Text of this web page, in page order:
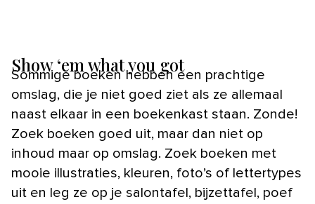
Show ‘em what you got
Sommige boeken hebben een prachtige
omslag, die je niet goed ziet als ze allemaal
naast elkaar in een boekenkast staan. Zonde!
Zoek boeken goed uit, maar dan niet op
inhoud maar op omslag. Zoek boeken met
mooie illustraties, kleuren, foto’s of lettertypes
uit en leg ze op je salontafel, bijzettafel, poef